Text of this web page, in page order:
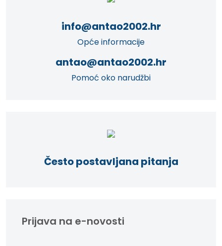
info@antao2002.hr
Opće informacije
antao@antao2002.hr
Pomoć oko narudžbi
Često postavljana pitanja
Prijava na e-novosti